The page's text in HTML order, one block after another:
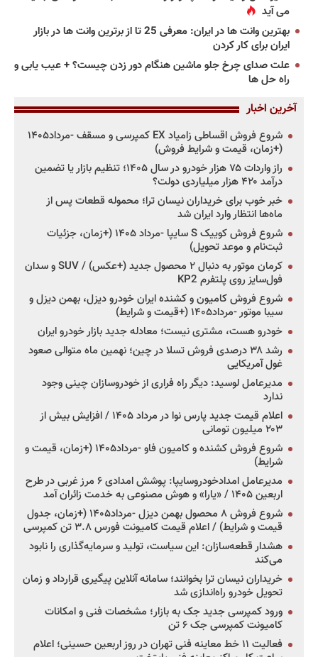
می آید
بهترین وانت ها در ایران: معرفی 25 تا از برترین وانت ها در بازار
ایران برای کار کردن
علت صدای چرخ جلو ماشین هنگام دور زدن چیست؟ + عیب یابی و
راه حل ها
آخرین اخبار
شروع فروش اقساطی زامیاد EX کمپرسی و مسقف -مرداد۱۴۰۵
(+زمان، قیمت و شرایط فروش)
راز واردات ۷۵ هزار خودرو در سال ۱۴۰۵؛ تنظیم بازار یا تضمین
درآمد ۴۲۰ هزار میلیاردی دولت؟
خبر خوب برای خریداران نیسان ترا؛ محموله قطعات پس از
ماه‌ها انتظار وارد ایران شد
شروع فروش کوییک S سایپا -مرداد ۱۴۰۵ (+زمان، جزئیات
ثبت‌نام و موعد تحویل)
کرمان موتور به دنبال ۲ محصول جدید (+عکس) / SUV و سدان
فول‌سایز روی پلتفرم KP2
شروع فروش کامیون و کشنده ایران خودرو دیزل، بهمن دیزل و
سیبا موتور -مرداد۱۴۰۵ (+قیمت و شرایط)
خودرو هست، مشتری نیست؛ معادله جدید بازار خودرو ایران
رشد ۳۸ درصدی فروش تسلا در چین؛ نهمین ماه متوالی صعود
غول آمریکایی
مدیرعامل لوسید: دیگر راه فراری از خودروسازان چینی وجود
ندارد
اعلام قیمت جدید پارس نوا در مرداد ۱۴۰۵ / افزایش بیش از
۲۰۳ میلیون تومانی
شروع فروش کشنده و کامیون فاو -مرداد۱۴۰۵ (+زمان، قیمت و
شرایط)
مدیرعامل امدادخودروسایپا: پوشش امدادی ۶ مرز غربی در طرح
اربعین ۱۴۰۵ / «یارا» و هوش مصنوعی به خدمت زائران آمد
شروع فروش ۸ محصول بهمن دیزل -مرداد۱۴۰۵ (+زمان، جدول
قیمت و شرایط) / اعلام قیمت کامیونت فورس ۳.۸ تن کمپرسی
هشدار قطعه‌سازان: این سیاست، تولید و سرمایه‌گذاری را نابود
می‌کند
خریداران نیسان ترا بخوانند؛ سامانه آنلاین پیگیری قرارداد و زمان
تحویل خودرو راه‌اندازی شد
ورود کمپرسی جدید جک به بازار؛ مشخصات فنی و امکانات
کامیونت کمپرسی جک ۶ تن
فعالیت ۱۱ خط معاینه فنی تهران در روز اربعین حسینی؛ اعلام